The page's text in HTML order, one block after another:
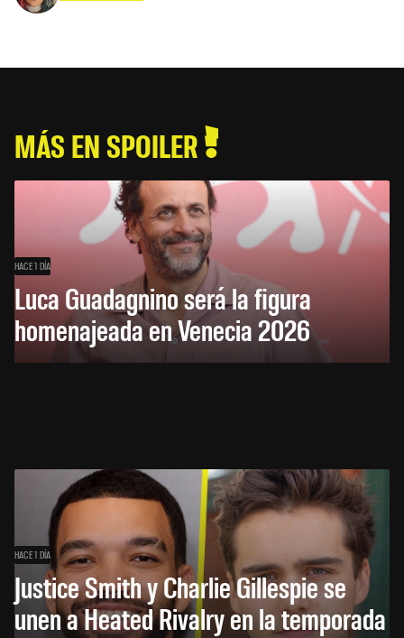
MÁS EN SPOILER
HACE 1 DÍA
Luca Guadagnino será la figura
homenajeada en Venecia 2026
HACE 1 DÍA
Justice Smith y Charlie Gillespie se
unen a Heated Rivalry en la temporada